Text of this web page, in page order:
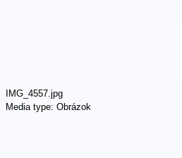
IMG_4557.jpg
Media type: Obrázok